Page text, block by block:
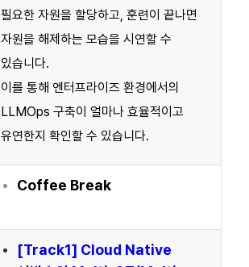
필요한 자원을 할당하고, 훈련이 끝나면
자원을 해제하는 모습을 시연할 수
있습니다.
이를 통해 엔터프라이즈 환경에서의
LLMOps 구축이 얼마나 효율적이고
유연한지 확인할 수 있습니다.
Coffee Break
[Track1] Cloud Native